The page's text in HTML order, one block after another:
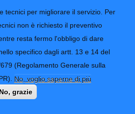
tecnici per migliorare il servizio. Per
non è richiesto il preventivo
resta fermo l'obbligo di dare
specifico dagli artt. 13 e 14 del
(Regolamento Generale sulla
No, voglio saperne di più
No, grazie
di
CONTATTI-URP
TRASPARENZA
attivo e passivo